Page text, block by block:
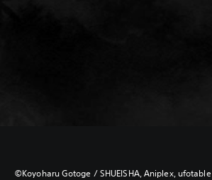
©Koyoharu Gotoge / SHUEISHA, Aniplex, ufotable